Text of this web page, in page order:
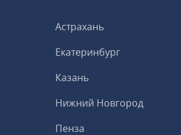
Астрахань
Екатеринбург
Казань
Нижний Новгород
Пенза